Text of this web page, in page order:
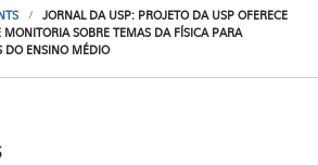
JORNAL DA USP: PROJETO DA USP OFERECE
MONITORIA SOBRE TEMAS DA FÍSICA PARA
DO ENSINO MÉDIO